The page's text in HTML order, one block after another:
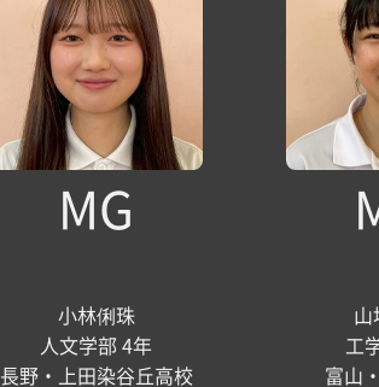
MG
小林俐珠
人文学部 4年
長野・上田染谷丘高校
山
工
富山